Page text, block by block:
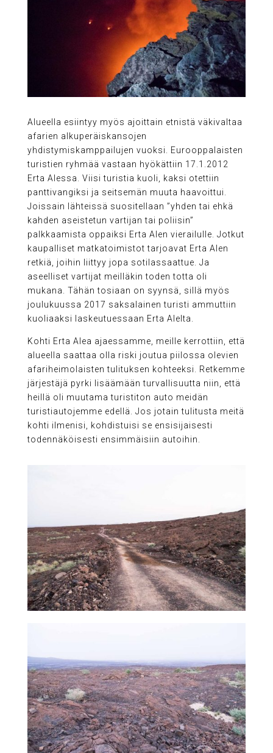
Alueella esiintyy myös ajoittain etnistä väkivaltaa
afarien alkuperäiskansojen
yhdistymiskamppailujen vuoksi. Eurooppalaisten
turistien ryhmää vastaan ​​hyökättiin 17.1.2012
Erta Alessa. Viisi turistia kuoli, kaksi otettiin
panttivangiksi ja seitsemän muuta haavoittui.
Joissain lähteissä suositellaan ”yhden tai ehkä
kahden aseistetun vartijan tai poliisin”
palkkaamista oppaiksi Erta Alen vierailulle. Jotkut
kaupalliset matkatoimistot tarjoavat Erta Alen
retkiä, joihin liittyy jopa sotilassaattue. Ja
aseelliset vartijat meilläkin toden totta oli
mukana. Tähän tosiaan on syynsä, sillä myös
joulukuussa 2017 saksalainen turisti ammuttiin
kuoliaaksi laskeutuessaan Erta Alelta.
Kohti Erta Alea ajaessamme, meille kerrottiin, että
alueella saattaa olla riski joutua piilossa olevien
afariheimolaisten tulituksen kohteeksi. Retkemme
järjestäjä pyrki lisäämään turvallisuutta niin, että
heillä oli muutama turistiton auto meidän
turistiautojemme edellä. Jos jotain tulitusta meitä
kohti ilmenisi, kohdistuisi se ensisijaisesti
todennäköisesti ensimmäisiin autoihin.